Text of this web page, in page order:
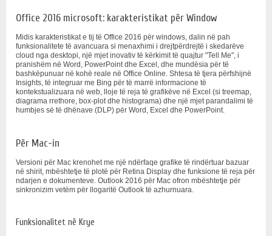
Office 2016 microsoft: karakteristikat për Window
Midis karakteristikat e tij të Office 2016 për windows, dalin në pah
funksionalitete të avancuara si menaxhimi i drejtpërdrejtë i skedarëve
cloud nga desktopi, një mjet inovativ të kërkimit të quajtur "Tell Me", i
pranishëm në Word, PowerPoint dhe Excel, dhe mundësia për të
bashkëpunuar në kohë reale në Office Online. Shtesa të tjera përfshijnë
Insights, të integruar me Bing për të marrë informacione të
kontekstualizuara në web, lloje të reja të grafikëve në Excel (si treemap,
diagrama rrethore, box-plot dhe histograma) dhe një mjet parandalimi të
humbjes së të dhënave (DLP) për Word, Excel dhe PowerPoint.
Për Mac-in
Versioni për Mac krenohet me një ndërfaqe grafike të rindërtuar bazuar
në shirit, mbështetje të plotë për Retina Display dhe funksione të reja për
ndarjen e dokumenteve. Outlook 2016 për Mac ofron mbështetje për
sinkronizim vetëm për llogaritë Outlook të azhurnuara.
Funksionalitet në Krye